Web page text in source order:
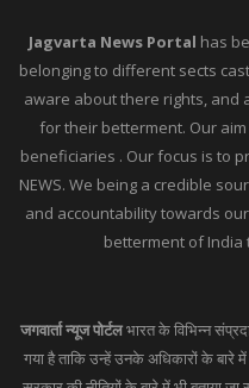
Jagvarta News Portal has
belonging to different sects
aware about there rights, and
for their betterment. Our
beneficiaries . Our focus is to
NEWS. We being a credible
and accountability towards
betterment of India
जगवार्ता न्यूज पोर्टलभारत के विभिन्न
गया है ताकि उन्हें उनके अधिकारों के